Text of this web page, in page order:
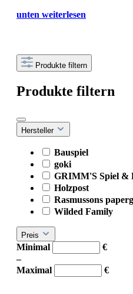
unten weiterlesen
Produkte filtern
Produkte filtern
Hersteller
Bauspiel
goki
GRIMM'S Spiel &
Holzpost
Rasmussons
Wilded Family
Preis
Minimal
€
–
Maximal
€